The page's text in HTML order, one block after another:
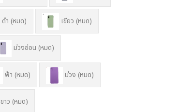
ดำ (หมด) เขียว (หมด)
ม่วงอ่อน (หมด)
ฟ้า (หมด) ม่วง (หมด)
ขาว (หมด)